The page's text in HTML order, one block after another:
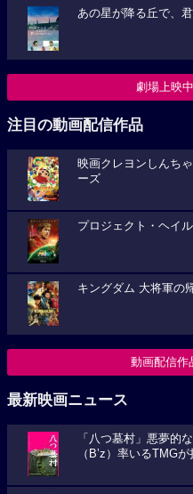
あの星が降る丘で、
劇場上映
注目の動画配信作品
映画クレヨンしんち
ーズ
プロジェクト・ヘイ
キングダム 大将軍の
動画配信作
最新映画ニュース
「八つ墓村」悪夢的
（B’z）率いるTMGが